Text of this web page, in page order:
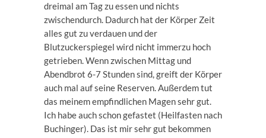
dreimal am Tag zu essen und nichts
zwischendurch. Dadurch hat der Körper Zeit
alles gut zu verdauen und der
Blutzuckerspiegel wird nicht immerzu hoch
getrieben. Wenn zwischen Mittag und
Abendbrot 6-7 Stunden sind, greift der Körper
auch mal auf seine Reserven. Außerdem tut
das meinem empfindlichen Magen sehr gut.
Ich habe auch schon gefastet (Heilfasten nach
Buchinger). Das ist mir sehr gut bekommen